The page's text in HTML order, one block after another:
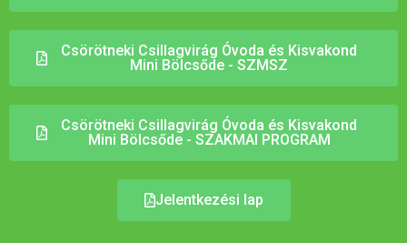
Csörötneki Csillagvirág Óvoda és Kisvakond
Mini Bölcsőde - SZMSZ
Csörötneki Csillagvirág Óvoda és Kisvakond
Mini Bölcsőde - SZAKMAI PROGRAM
Jelentkezési lap